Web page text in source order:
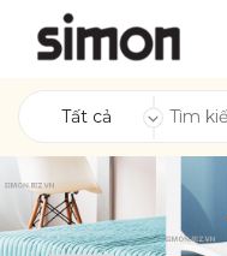
Tất cả